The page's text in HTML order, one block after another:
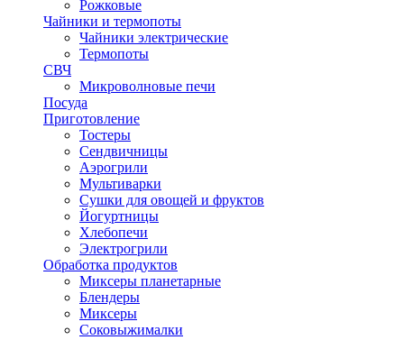
Рожковые
Чайники и термопоты
Чайники электрические
Термопоты
СВЧ
Микроволновые печи
Посуда
Приготовление
Тостеры
Сендвичницы
Аэрогрили
Мультиварки
Сушки для овощей и фруктов
Йогуртницы
Хлебопечи
Электрогрили
Обработка продуктов
Миксеры планетарные
Блендеры
Миксеры
Соковыжималки